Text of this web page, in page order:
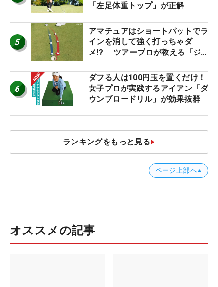
「左足体重トップ」が正解
5
アマチュアはショートパットでラ
インを消して強く打っちゃダ
メ!? ツアープロが教える「ジ
減するワケ
6
ダフる人は100円玉を置くだけ！
女子プロが実践するアイアン「ダ
ウンブロードリル」が効果抜群
ランキングをもっと見る
ページ上部へ
オススメの記事